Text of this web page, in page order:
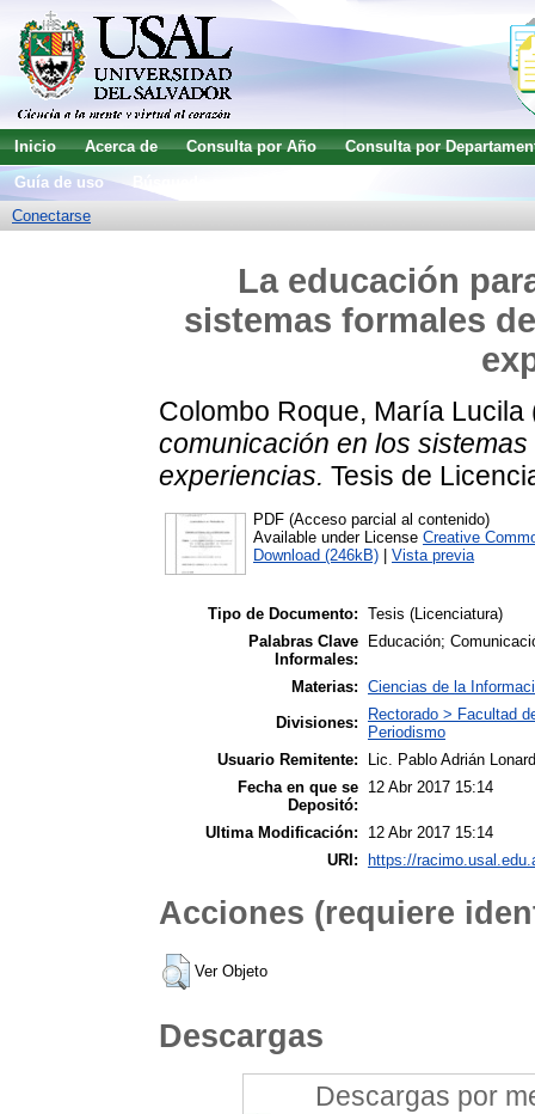
Inicio Acerca de Consulta por Año
Consulta por
Guía de uso
Conectarse
La educación
sistemas formales
Colombo Roque, María Lucila
comunicación en los
experiencias. Tesis de
PDF (Acceso parcial al contenido)
Available under License Creative
Download (246kB)
Vista previa
Tipo de Documento: Tesis (Licenciatura)
Palabras Clave
Informales:
Educación;
Materias: Ciencias de la
Divisiones:
Rectorado > Facultad
Periodismo
Usuario Remitente:
Lic. Pablo Adrián
Fecha en que se
Depositó:
12 Abr 2017 15:14
Ultima Modificación:
12 Abr 2017 15:14
URI:
https://
Acciones (requiere
Ver Objeto
Descargas
Descargas por